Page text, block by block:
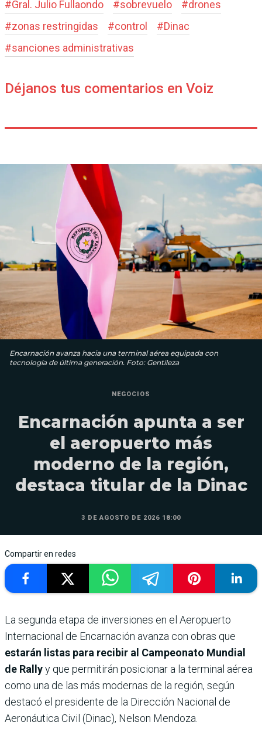
#Gral. Julio Fullaondo #sobrevuelo #drones
#zonas restringidas #control #Dinac
#sanciones administrativas
Déjanos tus comentarios en Voiz
Encarnación avanza hacia una terminal aérea equipada con
tecnología de última generación. Foto: Gentileza
NEGOCIOS
Encarnación apunta a ser
el aeropuerto más
moderno de la región,
destaca titular de la Dinac
3 DE AGOSTO DE 2026 18:00
Compartir en redes
La segunda etapa de inversiones en el Aeropuerto
Internacional de Encarnación avanza con obras que
estarán listas para recibir al Campeonato Mundial
de Rallyy que permitirán posicionar a la terminal aérea
como una de las más modernas de la región, según
destacó el presidente de la Dirección Nacional de
Aeronáutica Civil (Dinac), Nelson Mendoza.